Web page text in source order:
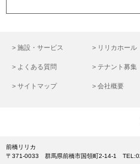
> 施設・サービス > リリカホール
> よくある質問 > テナント募集
> サイトマップ > 会社概要
前橋リリカ
〒371-0033 群馬県前橋市国領町2-14-1